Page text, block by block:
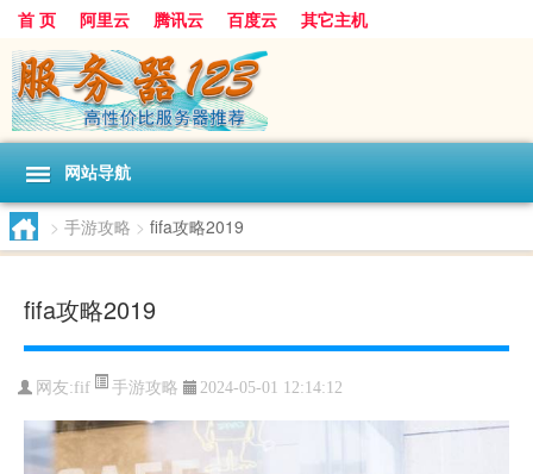
首 页 阿里云 腾讯云 百度云 其它主机
网站导航
> 手游攻略 > fifa攻略2019
fifa攻略2019
网友:fif 手游攻略 2024-05-01 12:14:12